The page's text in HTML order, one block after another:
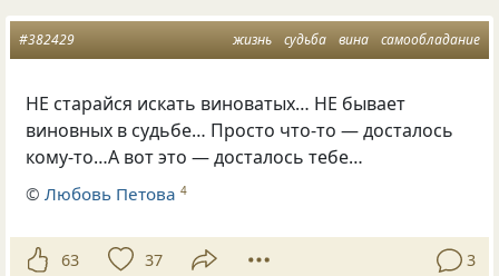
жизнь судьба вина самообладание
#382429
НЕ старайся искать виноватых… НЕ бывает
виновных в судьбе… Просто что-то — досталось
кому-то…А вот это — досталось тебе…
©Любовь Петова 4
63 37 3